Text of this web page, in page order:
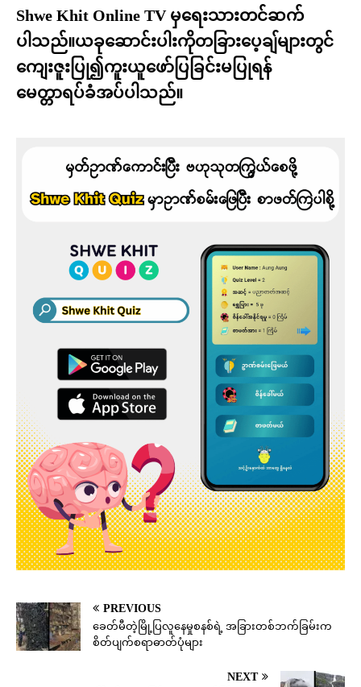
Shwe Khit Online TV မှရေးသားတင်ဆက်
ပါသည်။ယခုဆောင်းပါးကိုတခြားပေ့ချ်များတွင်
ကျေးဇူးပြု၍ကူးယူဖော်ပြခြင်းမပြုရန်
မေတ္တာရပ်ခံအပ်ပါသည်။
PREVIOUS
ခေတ်မီတဲ့မြို့ပြလူနေမှုစနစ်ရဲ့ အခြားတစ်ဘက်ခြမ်းက
စိတ်ပျက်စရာဓာတ်ပုံများ
NEXT